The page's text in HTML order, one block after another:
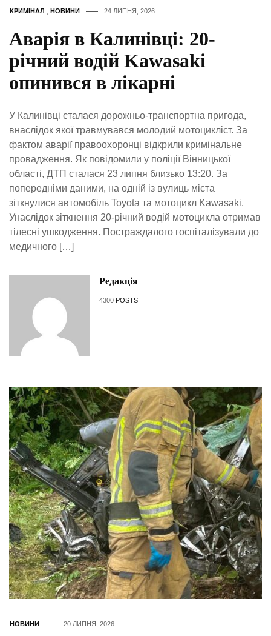
КРИМІНАЛ НОВИНИ 24 ЛИПНЯ, 2026
Аварія в Калинівці: 20-
річний водій Kawasaki
опинився в лікарні
У Калинівці сталася дорожньо-транспортна пригода,
внаслідок якої травмувався молодий мотоцикліст. За
фактом аварії правоохоронці відкрили кримінальне
провадження. Як повідомили у поліції Вінницької
області, ДТП сталася 23 липня близько 13:20. За
попередніми даними, на одній із вулиць міста
зіткнулися автомобіль Toyota та мотоцикл Kawasaki.
Унаслідок зіткнення 20-річний водій мотоцикла отримав
тілесні ушкодження. Постраждалого госпіталізували до
медичного […]
Редакція
4300 POSTS
НОВИНИ 20 ЛИПНЯ, 2026